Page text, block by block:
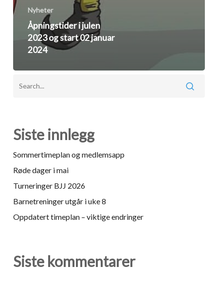
Nyheter
Åpningstider i julen
2023 og start 02 januar
2024
Siste innlegg
Sommertimeplan og medlemsapp
Røde dager i mai
Turneringer BJJ 2026
Barnetreninger utgår i uke 8
Oppdatert timeplan – viktige endringer
Siste kommentarer